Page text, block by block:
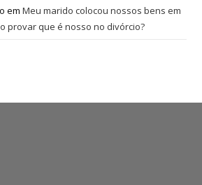
emMeu marido colocou nossos bens em
provar que é nosso no divórcio?